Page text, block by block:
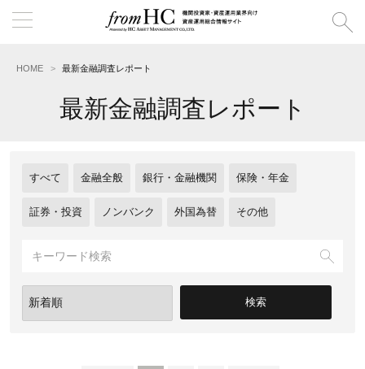
HOME 最新金融調査レポート
最新金融調査レポート
すべて 金融全般 銀行・金融機関 保険・年金
証券・投資 ノンバンク 外国為替 その他